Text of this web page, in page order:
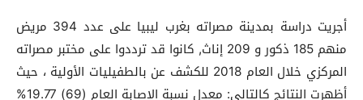
أجريت دراسة بمدينة مصراته بغرب ليبيا على عدد 394 مريض
منهم 185 ذكور و 209 إناث, كانوا قد ترددوا على مختبر مصراته
المركزي خلال العام 2018 للكشف عن بالطفيليات الأولية ، حيث
أظهرت النتائج كالتالي: معدل نسبة الإصابة العام (69) 19.77%